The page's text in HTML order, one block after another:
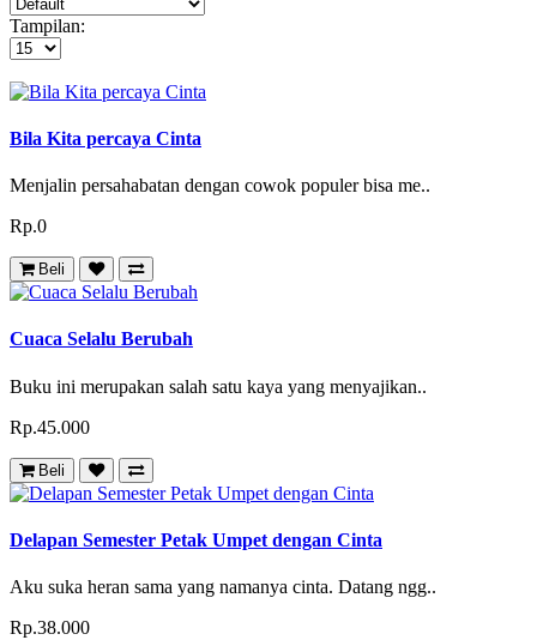
Tampilan:
Bila Kita percaya Cinta
Menjalin persahabatan dengan cowok populer bisa me..
Rp.0
Beli
Cuaca Selalu Berubah
Buku ini merupakan salah satu kaya yang menyajikan..
Rp.45.000
Beli
Delapan Semester Petak Umpet dengan Cinta
Aku suka heran sama yang namanya cinta. Datang ngg..
Rp.38.000